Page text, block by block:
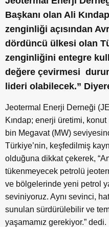
Başkanı olan Ali
zenginliği açısından
dördüncü ülkesi olan
zenginliğini entegre
değere çevirmesi
lideri olabilecek.”
Jeotermal Enerji Derneği
Kındap; enerji üretimi, konut
bin Megavat (MW)
Türkiye’nin, keşfedilmiş
olduğuna dikkat çekerek,
tükenmeyecek petrolü
ve bölgelerinde yeni petrol
seviniyoruz. Aynı sevinci,
sunulan sürdürülebilir ve
yaşamamız gerekiyor.” dedi.